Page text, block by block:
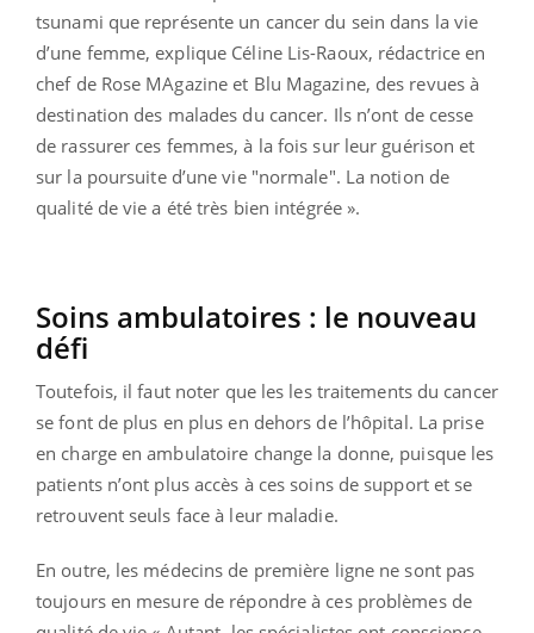
tsunami que représente un cancer du sein dans la vie
d’une femme, explique Céline Lis-Raoux, rédactrice en
chef de Rose MAgazine et Blu Magazine, des revues à
destination des malades du cancer. Ils n’ont de cesse
de rassurer ces femmes, à la fois sur leur guérison et
sur la poursuite d’une vie "normale". La notion de
qualité de vie a été très bien intégrée ».
Soins ambulatoires : le nouveau
défi
Toutefois, il faut noter que les les traitements du cancer
se font de plus en plus en dehors de l’hôpital. La prise
en charge en ambulatoire change la donne, puisque les
patients n’ont plus accès à ces soins de support et se
retrouvent seuls face à leur maladie.
En outre, les médecins de première ligne ne sont pas
toujours en mesure de répondre à ces problèmes de